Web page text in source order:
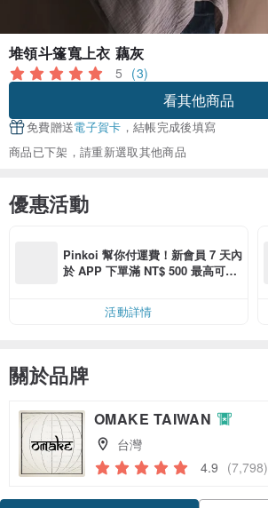
堆領斗篷寬上衣 藕灰
5 (3)
看其他商品
免費贈送電子賀卡 ，結帳完成後填寫
商品已下架，請重新選取其他商品
優惠活動
Pinkoi 幫你付運費！新會員 7 天內
於 APP 下單滿 NT$ 500 最高可折
活動詳情
關於品牌
OMAKE TAIWAN
台灣
4.9 (7,798)